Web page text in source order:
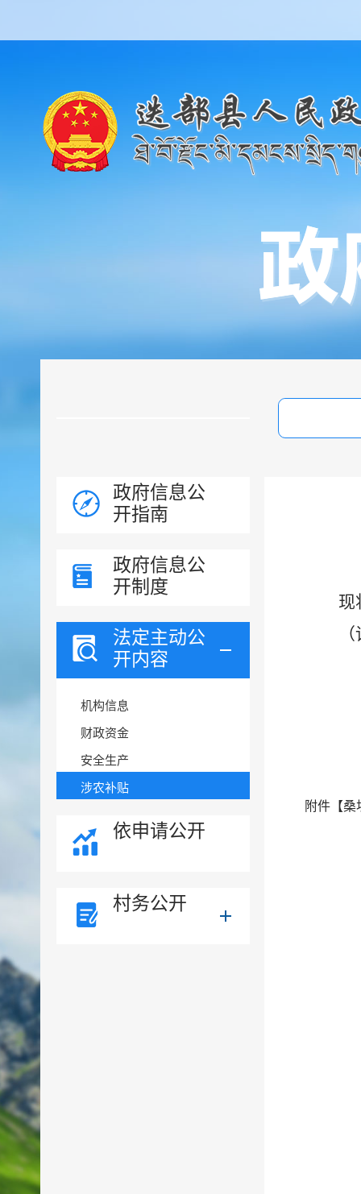
政府信息公
开指南
政府信息公
开制度
法定主动公
开内容
机构信息
财政资金
安全生产
涉农补贴
依申请公开
村务公开
现
附件【桑